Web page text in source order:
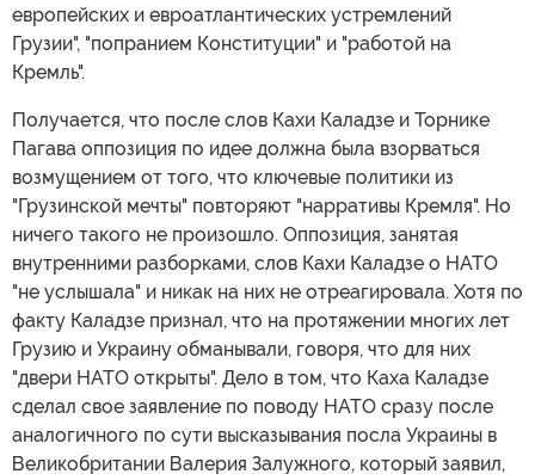
европейских и евроатлантических устремлений
Грузии", "попранием Конституции" и "работой на
Кремль".
Получается, что после слов Кахи Каладзе и Торнике
Пагава оппозиция по идее должна была взорваться
возмущением от того, что ключевые политики из
"Грузинской мечты" повторяют "нарративы Кремля". Но
ничего такого не произошло. Оппозиция, занятая
внутренними разборками, слов Кахи Каладзе о НАТО
"не услышала" и никак на них не отреагировала. Хотя по
факту Каладзе признал, что на протяжении многих лет
Грузию и Украину обманывали, говоря, что для них
"двери НАТО открыты". Дело в том, что Каха Каладзе
сделал свое заявление по поводу НАТО сразу после
аналогичного по сути высказывания посла Украины в
Великобритании Валерия Залужного, который заявил,